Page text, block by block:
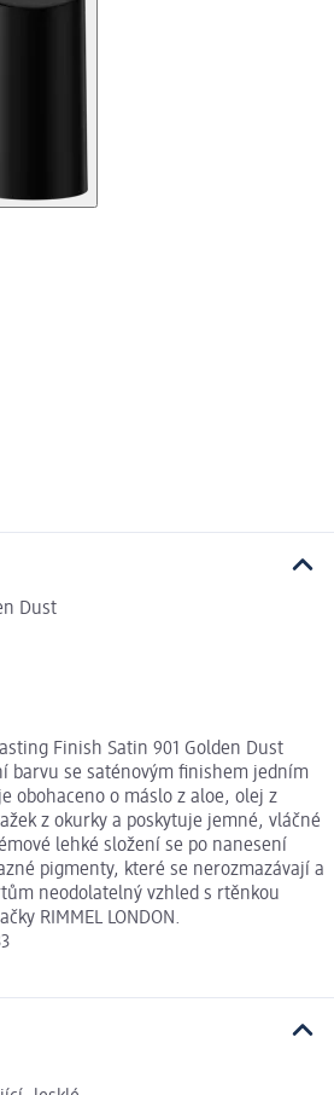
Dust
Finish Satin 901 Golden Dust
barvu se saténovým finishem jedním
obohaceno o máslo z aloe, olej z
z okurky a poskytuje jemné, vláčné
lehké složení se po nanesení
pigmenty, které se nerozmazávají a
neodolatelný vzhled s rtěnkou
RIMMEL LONDON.